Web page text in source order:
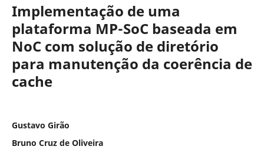
Implementação de uma
plataforma MP-SoC baseada em
NoC com solução de diretório
para manutenção da coerência de
cache
Gustavo Girão
Bruno Cruz de Oliveira